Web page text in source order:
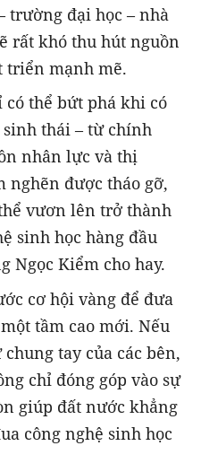
trường đại học – nhà
rất khó thu hút nguồn
triển mạnh mẽ.
có thể bứt phá khi có
sinh thái – từ chính
nhân lực và thị
được tháo gỡ,
vươn lên trở thành
sinh học hàng đầu
Ngọc Kiểm cho hay.
cơ hội vàng để đưa
tầm cao mới. Nếu
tay của các bên,
chỉ đóng góp vào sự
giúp đất nước khẳng
công nghệ sinh học